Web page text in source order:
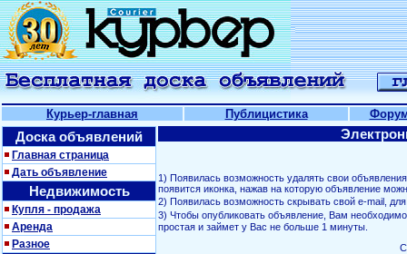
Курьер-главная Публицистика
Доска объявлений
Главная страница
Дать объявление
Недвижимость
Купля - продажа
Аренда
Разное
1) Появилась возможность удалять свои
появится иконка, нажав на которую объявление
2) Появилась возможность скрывать свой е-mail,
3) Чтобы опубликовать объявление, Вам
простая и займет у Вас не больше 1 минуты.